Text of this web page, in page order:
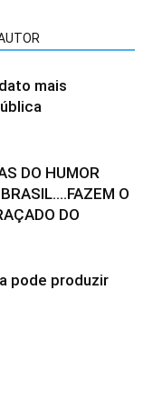
mais
DO HUMOR
O
DO
pode produzir